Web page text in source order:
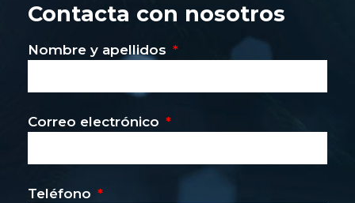
Contacta con nosotros
Nombre y apellidos
Correo electrónico
Teléfono